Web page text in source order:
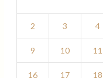
2 3 4
9 10 11
16 17 18